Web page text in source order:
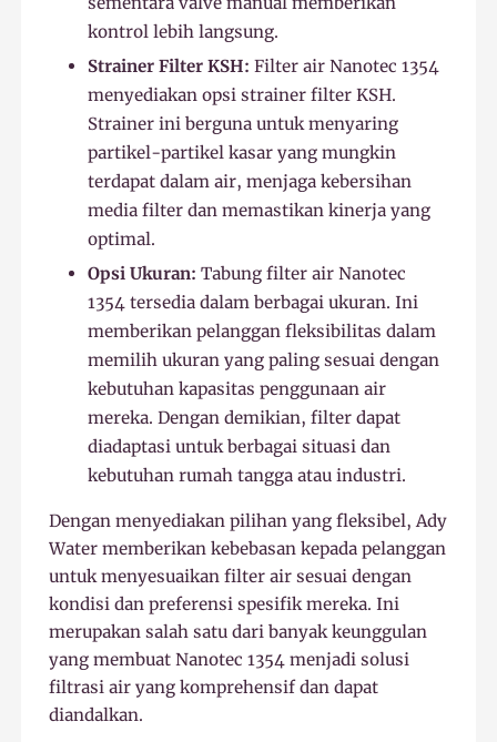
kontrol lebih langsung.
Strainer Filter KSH: Filter air Nanotec 1354
menyediakan opsi strainer filter KSH.
Strainer ini berguna untuk menyaring
partikel-partikel kasar yang mungkin
terdapat dalam air, menjaga kebersihan
media filter dan memastikan kinerja yang
optimal.
Opsi Ukuran: Tabung filter air Nanotec
1354 tersedia dalam berbagai ukuran. Ini
memberikan pelanggan fleksibilitas dalam
memilih ukuran yang paling sesuai dengan
kebutuhan kapasitas penggunaan air
mereka. Dengan demikian, filter dapat
diadaptasi untuk berbagai situasi dan
kebutuhan rumah tangga atau industri.
Dengan menyediakan pilihan yang fleksibel, Ady
Water memberikan kebebasan kepada pelanggan
untuk menyesuaikan filter air sesuai dengan
kondisi dan preferensi spesifik mereka. Ini
merupakan salah satu dari banyak keunggulan
yang membuat Nanotec 1354 menjadi solusi
filtrasi air yang komprehensif dan dapat
diandalkan.